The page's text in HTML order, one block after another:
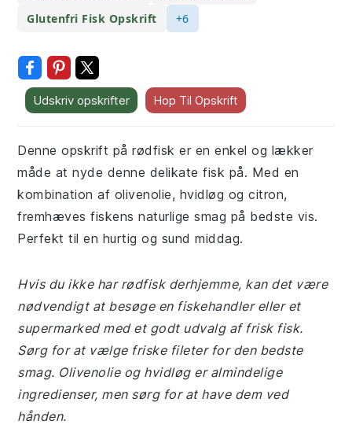
Glutenfri Fisk Opskrift
+6
Udskriv opskrifter Hop Til Opskrift
Denne opskrift på rødfisk er en enkel og lækker
måde at nyde denne delikate fisk på. Med en
kombination af olivenolie, hvidløg og citron,
fremhæves fiskens naturlige smag på bedste vis.
Perfekt til en hurtig og sund middag.
Hvis du ikke har rødfisk derhjemme, kan det være
nødvendigt at besøge en fiskehandler eller et
supermarked med et godt udvalg af frisk fisk.
Sørg for at vælge friske fileter for den bedste
smag. Olivenolie og hvidløg er almindelige
ingredienser, men sørg for at have dem ved
hånden.